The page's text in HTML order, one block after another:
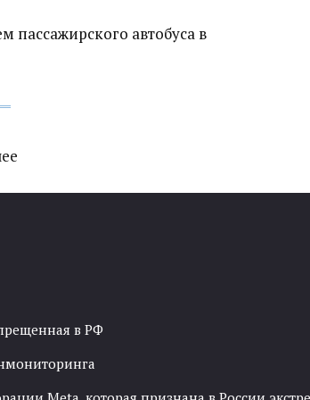
пассажирского автобуса в
в РФ